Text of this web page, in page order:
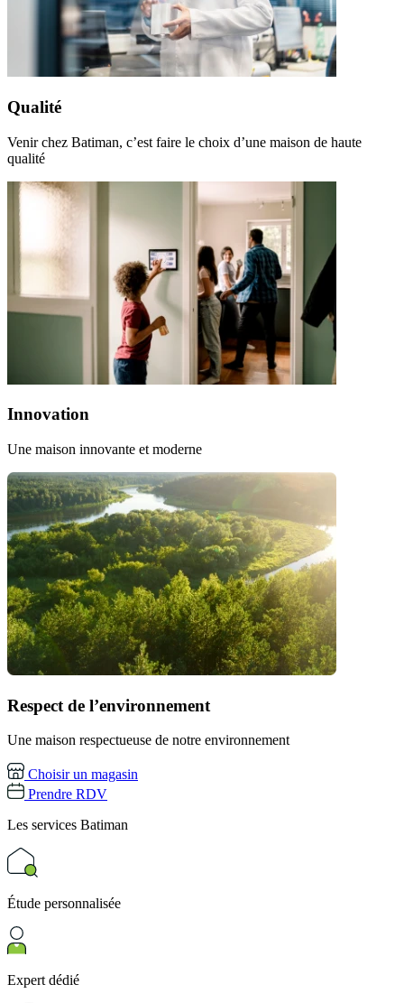
Qualité
Venir chez Batiman, c’est faire le choix d’une maison de haute
qualité
Innovation
Une maison innovante et moderne
Respect de l’environnement
Une maison respectueuse de notre environnement
Choisir un magasin
Prendre RDV
Les services Batiman
Étude personnalisée
Expert dédié